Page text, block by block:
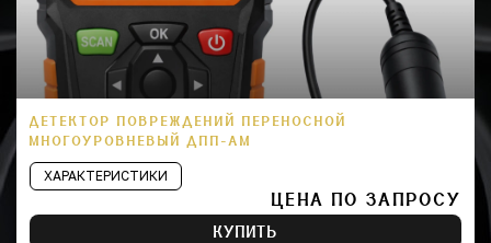
ДЕТЕКТОР ПОВРЕЖДЕНИЙ ПЕРЕНОСНОЙ
МНОГОУРОВНЕВЫЙ ДПП-АМ
ХАРАКТЕРИСТИКИ
ЦЕНА ПО ЗАПРОСУ
КУПИТЬ